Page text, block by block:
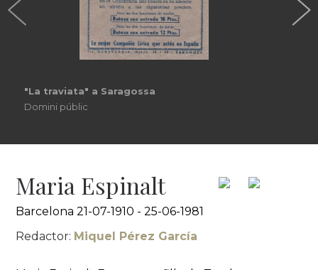
"La traviata" a Saragossa
Domini públic
Maria Espinalt
Barcelona 21-07-1910 - 25-06-1981
Redactor: Miquel Pérez García